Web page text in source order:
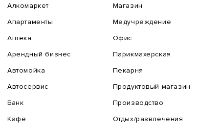
Алкомаркет
Апартаменты
Аптека
Арендный бизнес
Автомойка
Автосервис
Банк
Кафе
Магазин
Медучреждение
Офис
Парикмахерская
Пекарня
Продуктовый магазин
Производство
Отдых/развлечения